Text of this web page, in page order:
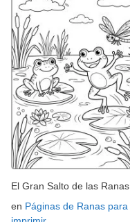
El Gran Salto de las Ranas
en Páginas de Ranas para